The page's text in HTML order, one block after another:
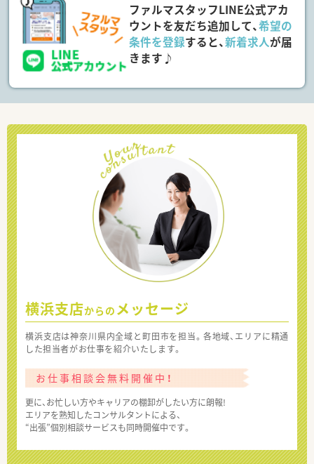
ファルマスタッフLINE公式アカ
ウントを友だち追加して、希望の
条件を登録すると、新着求人が届
きます♪
横浜支店からの メッセージ
横浜支店は神奈川県内全域と町田市を担当。各地域、エリアに精通
した担当者がお仕事を紹介いたします。
お仕事相談会無料開催中！
更に、お忙しい方やキャリアの棚卸がしたい方に朗報!
エリアを熟知したコンサルタントによる、
“出張”個別相談サービスも同時開催中です。